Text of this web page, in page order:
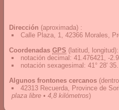
Dirección (aproximada) :
Calle Plaza, 1, 42366 Morales,
Coordenadas GPS (latitud, longitud):
notación decimal : 41.476421, -
notación sexagesimal : 41° 28'
Algunos frontones cercanos
42313 Recuerda, Province de
plaza libre • 4,8 kilómetros)